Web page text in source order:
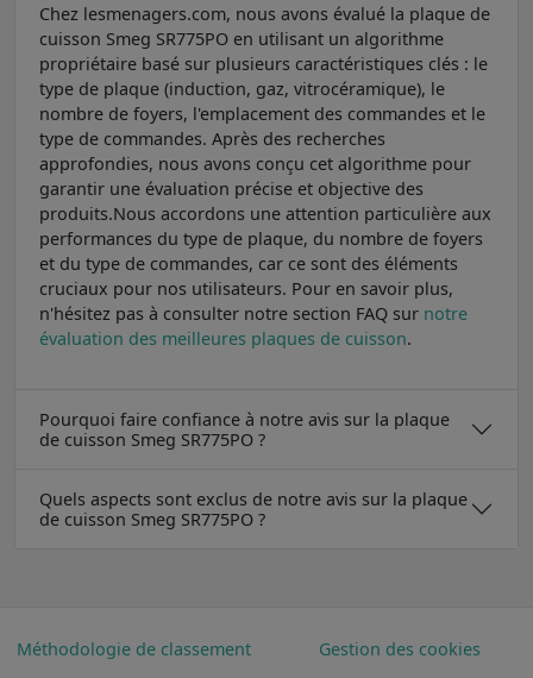
Chez lesmenagers.com, nous avons évalué la plaque de
cuisson Smeg SR775PO en utilisant un algorithme
propriétaire basé sur plusieurs caractéristiques clés : le
type de plaque (induction, gaz, vitrocéramique), le
nombre de foyers, l'emplacement des commandes et le
type de commandes. Après des recherches
approfondies, nous avons conçu cet algorithme pour
garantir une évaluation précise et objective des
produits.Nous accordons une attention particulière aux
performances du type de plaque, du nombre de foyers
et du type de commandes, car ce sont des éléments
cruciaux pour nos utilisateurs. Pour en savoir plus,
n'hésitez pas à consulter notre section FAQ sur notre
évaluation des meilleures plaques de cuisson.
Pourquoi faire confiance à notre avis sur la plaque
de cuisson Smeg SR775PO ?
Quels aspects sont exclus de notre avis sur la plaque
de cuisson Smeg SR775PO ?
Méthodologie de classement Gestion des cookies